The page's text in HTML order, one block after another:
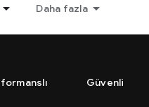
Daha fazla
Güvenli